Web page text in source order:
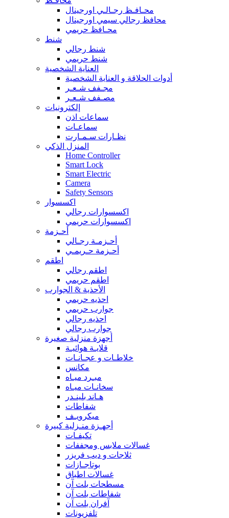
محـافـظ رجـالـي اورجينال
محافظ رجالي سيمي اورجينال
محـافظ حريمي
شنط
شنط رجالي
شنط حريمي
العناية الشخصية
أدوات الحلاقة و العناية الشخصية
مجـفف شـعـر
مصـفف شـعـر
إلكترونيات
سماعات اذن
سماعـات
نظـارات سـمـارت
المنزل الذكي
Home Controller
Smart Lock
Smart Electric
Camera
Safety Sensors
اكسسوار
اكسسوارات رجالي
اكسسوارات حريمي
أحـزمة
أحـزمـة رجـالي
أحـزمة حـريمـي
اطقم
اطقم رجالي
اطقم حريمي
الأحذية & الجوارب
احذيه حريمي
جوارب حريمي
احذيه رجالي
جوارب رجالي
أجهزة منزلية صغيرة
قلايـة هوائيـة
خلاطـات و عجـانـات
مكانس
مبـرد ميـاه
سخانـات ميـاه
هـاند بلينـدر
شفاطات
ميكرويـف
أجهـزة منـزلية كبيرة
تكيفـات
غسالات ملابس ومجففات
ثلاجات و ديب فريزر
بوتاجـازات
غسالات اطباق
مسطحات بلت آن
شفاطات بلت آن
آفران بلت آن
تلفزيونات